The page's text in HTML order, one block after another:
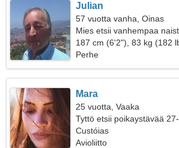
Julian
57 vuotta vanha, Oinas
Mies etsii vanhempaa
187 cm (6'2"), 83 kg (182
Perhe
Mara
25 vuotta, Vaaka
Tyttö etsii poikaystävää
Custóias
Avioliitto